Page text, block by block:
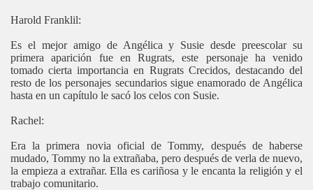
Harold Franklil:
Es el mejor amigo de Angélica y Susie desde preescolar su
primera aparición fue en Rugrats, este personaje ha venido
tomado cierta importancia en Rugrats Crecidos, destacando del
resto de los personajes secundarios sigue enamorado de Angélica
hasta en un capítulo le sacó los celos con Susie.
Rachel:
Era la primera novia oficial de Tommy, después de haberse
mudado, Tommy no la extrañaba, pero después de verla de nuevo,
la empieza a extrañar. Ella es cariñosa y le encanta la religión y el
trabajo comunitario.